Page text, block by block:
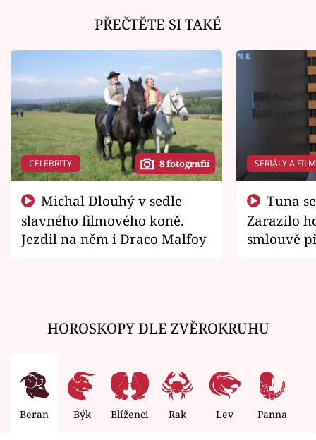
PŘEČTĚTE SI TAKÉ
CELEBRITY 8 fotografií
slavného filmového koně.
Jezdil na něm i Draco Malfoy
SERIÁLY A
Zarazilo
smlouvě
HOROSKOPY DLE ZVĚROKRUHU
Beran Býk Blíženci Rak Lev Panna